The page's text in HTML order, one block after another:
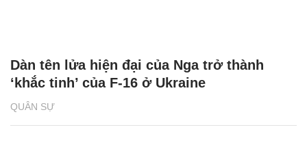
QUÂN SỰ
Dàn tên lửa hiện đại của Nga trở thành
‘khắc tinh’ của F-16 ở Ukraine